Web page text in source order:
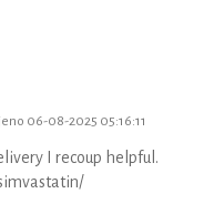
06-08-2025 05:16:11
I recoup helpful.